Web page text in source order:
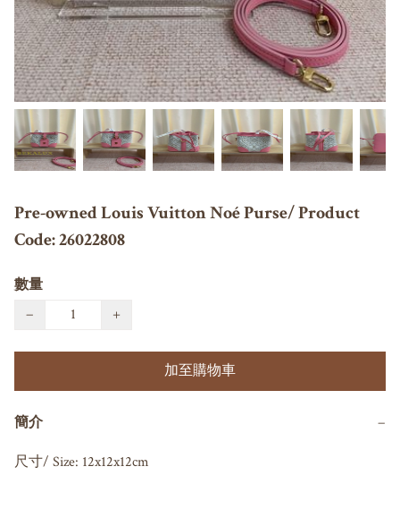
Pre-owned Louis Vuitton Noé Purse/ Product
Code: 26022808
數量
−
+
加至購物車
簡介 −
尺寸/ Size: 12x12x12cm